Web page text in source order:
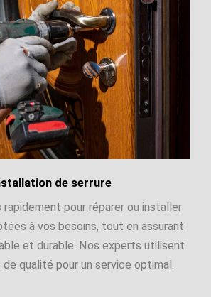
de serrure
rapidement pour réparer ou installer
à vos besoins, tout en assurant
et durable. Nos experts utilisent
qualité pour un service optimal.